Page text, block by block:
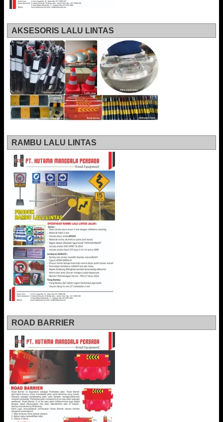
AKSESORIS LALU LINTAS
RAMBU LALU LINTAS
ROAD BARRIER